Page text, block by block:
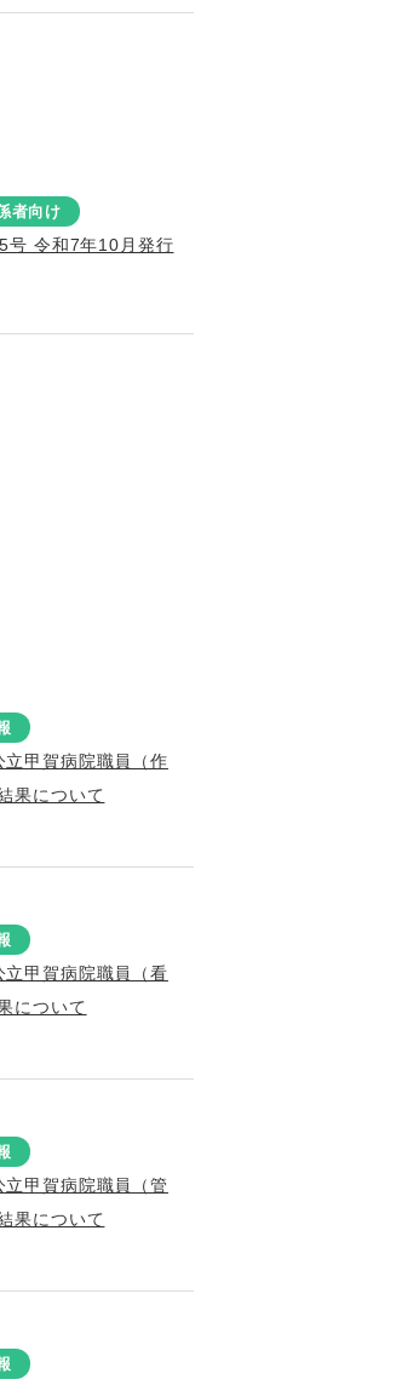
者向け
令和7年10月発行
甲賀病院職員（作
果について
甲賀病院職員（看
について
甲賀病院職員（管
果について